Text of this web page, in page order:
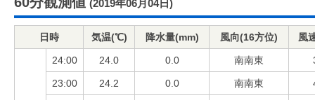
(2019年06月04日)
日時 気温(℃) 降水量(mm) 風向(16方位) 風
24:00 24.0 0.0 南南東
23:00 24.2 0.0 南南東